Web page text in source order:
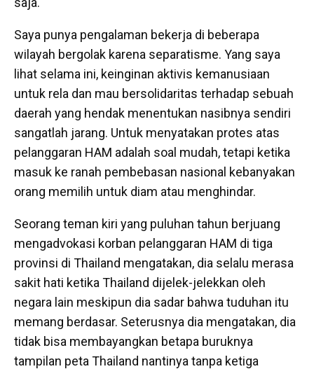
Saya punya pengalaman bekerja di beberapa
wilayah bergolak karena separatisme. Yang saya
lihat selama ini, keinginan aktivis kemanusiaan
untuk rela dan mau bersolidaritas terhadap sebuah
daerah yang hendak menentukan nasibnya sendiri
sangatlah jarang. Untuk menyatakan protes atas
pelanggaran HAM adalah soal mudah, tetapi ketika
masuk ke ranah pembebasan nasional kebanyakan
orang memilih untuk diam atau menghindar.
Seorang teman kiri yang puluhan tahun berjuang
mengadvokasi korban pelanggaran HAM di tiga
provinsi di Thailand mengatakan, dia selalu merasa
sakit hati ketika Thailand dijelek-jelekkan oleh
negara lain meskipun dia sadar bahwa tuduhan itu
memang berdasar. Seterusnya dia mengatakan, dia
tidak bisa membayangkan betapa buruknya
tampilan peta Thailand nantinya tanpa ketiga